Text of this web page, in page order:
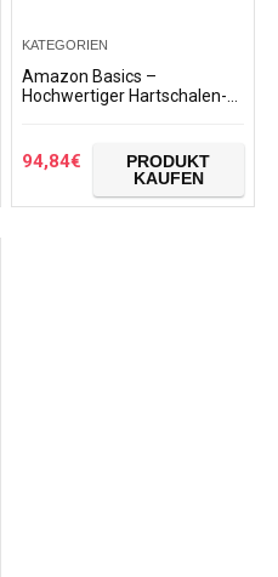
KATEGORIEN
Amazon Basics –
Hochwertiger Hartschalen-
Schloss – 55 cm,
Handgepäck…
94,84€
PRODUKT
KAUFEN